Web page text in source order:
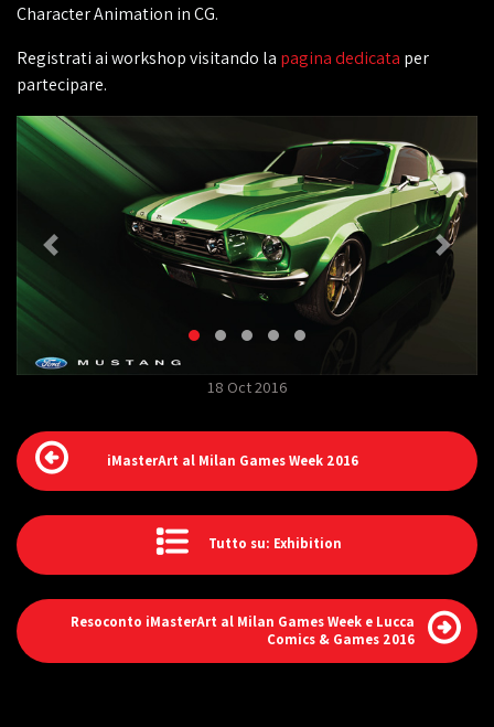
Character Animation in CG.
Registrati ai workshop visitando la pagina dedicata per
partecipare.
18 Oct 2016
iMasterArt al Milan Games Week 2016
Tutto su: Exhibition
Resoconto iMasterArt al Milan Games Week e Lucca
Comics & Games 2016